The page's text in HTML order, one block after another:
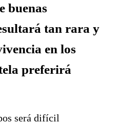
buenas
tan rara y
en los
preferirá
será difícil